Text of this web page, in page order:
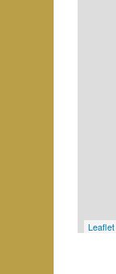
Leaflet